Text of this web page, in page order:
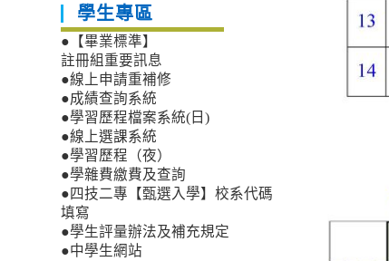
學生專區
●【畢業標準】
註冊組重要訊息
●線上申請重補修
●成績查詢系統
●學習歷程檔案系統(日)
●線上選課系統
●學習歷程（夜）
●學雜費繳費及查詢
●四技二專【甄選入學】校系代碼
填寫
●學生評量辦法及補充規定
●中學生網站